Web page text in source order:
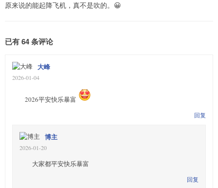
原来说的能起降飞机，真不是吹的。😀
已有 64 条评论
大峰
2026-01-04
2026平安快乐暴富
回复
博主
2026-01-20
大家都平安快乐暴富
回复